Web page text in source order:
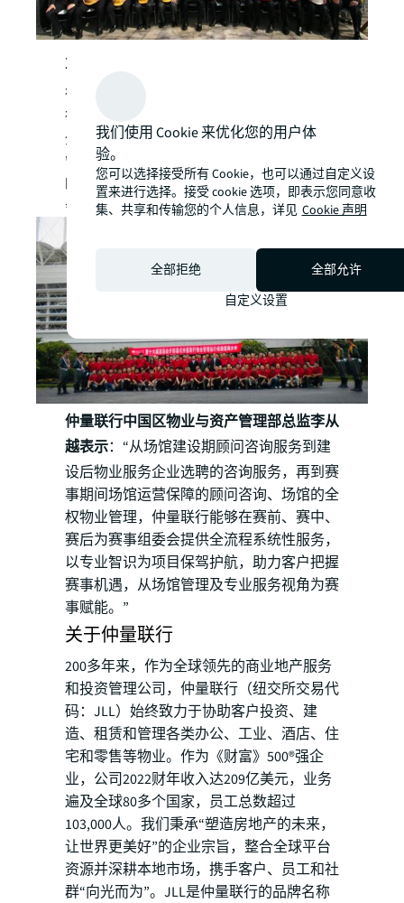
2010年，广州亚运会
得益于服务鸟巢的专业经验，仲量联行又获
得委任，在广州亚运会期间为海心沙岛提供
全权物业管理服务，指派了近50名具备鸟巢
管理服务经验的岗位进行现场工作指导，同
时投入100余名专业物业人员，保障了亚运
会开闭幕式的正常运转。
仲量联行中国区物业与资产管理部总监李从
越表示：“从场馆建设期顾问咨询服务到建
设后物业服务企业选聘的咨询服务，再到赛
事期间场馆运营保障的顾问咨询、场馆的全
权物业管理，仲量联行能够在赛前、赛中、
赛后为赛事组委会提供全流程系统性服务，
以专业智识为项目保驾护航，助力客户把握
赛事机遇，从场馆管理及专业服务视角为赛
事赋能。”
关于仲量联行
200多年来，作为全球领先的商业地产服务
和投资管理公司，仲量联行（纽交所交易代
码：JLL）始终致力于协助客户投资、建
造、租赁和管理各类办公、工业、酒店、住
宅和零售等物业。作为《财富》500®强企
业，公司2022财年收入达209亿美元，业务
遍及全球80多个国家，员工总数超过
103,000人。我们秉承“塑造房地产的未来，
让世界更美好”的企业宗旨，整合全球平台
资源并深耕本地市场，携手客户、员工和社
群“向光而为”。JLL是仲量联行的品牌名称
我们使用 Cookie 来优化您的用户体
验。
您可以选择接受所有 Cookie，也可以通过自定义设
置来进行选择。接受 cookie 选项，即表示您同意收
集、共享和传输您的个人信息，详见 Cookie 声明
全部拒绝
全部允许
自定义设置